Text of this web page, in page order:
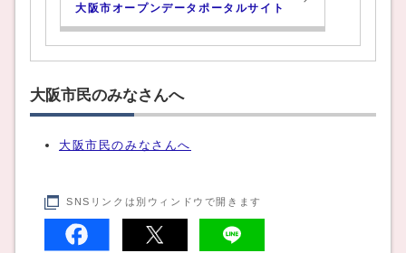
大阪市オープンデータポータルサイト
大阪市民のみなさんへ
大阪市民のみなさんへ
SNSリンクは別ウィンドウで開きます